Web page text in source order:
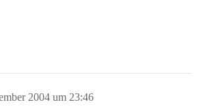
2004 um 23:46